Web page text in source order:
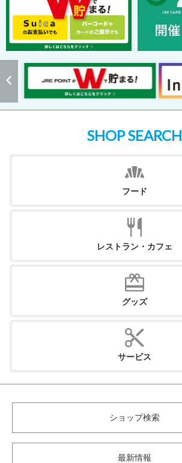
SHOP SEARCH
フード
レストラン・カフェ
グッズ
サービス
ショップ検索
最新情報